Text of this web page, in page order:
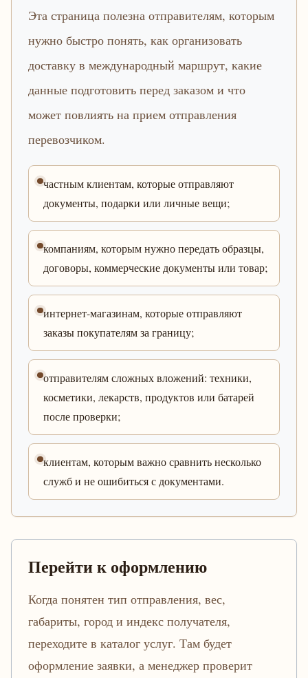
Эта страница полезна отправителям, которым
нужно быстро понять, как организовать
доставку в международный маршрут, какие
данные подготовить перед заказом и что
может повлиять на прием отправления
перевозчиком.
частным клиентам, которые отправляют
документы, подарки или личные вещи;
компаниям, которым нужно передать образцы,
договоры, коммерческие документы или товар;
интернет-магазинам, которые отправляют
заказы покупателям за границу;
отправителям сложных вложений: техники,
косметики, лекарств, продуктов или батарей
после проверки;
клиентам, которым важно сравнить несколько
служб и не ошибиться с документами.
Перейти к оформлению
Когда понятен тип отправления, вес,
габариты, город и индекс получателя,
переходите в каталог услуг. Там будет
оформление заявки, а менеджер проверит